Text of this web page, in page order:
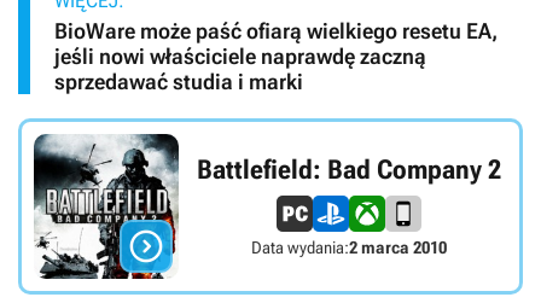
BioWare może paść ofiarą wielkiego resetu EA,
jeśli nowi właściciele naprawdę zaczną
sprzedawać studia i marki

Battlefield: Bad Company 2
Data wydania:2 marca 2010